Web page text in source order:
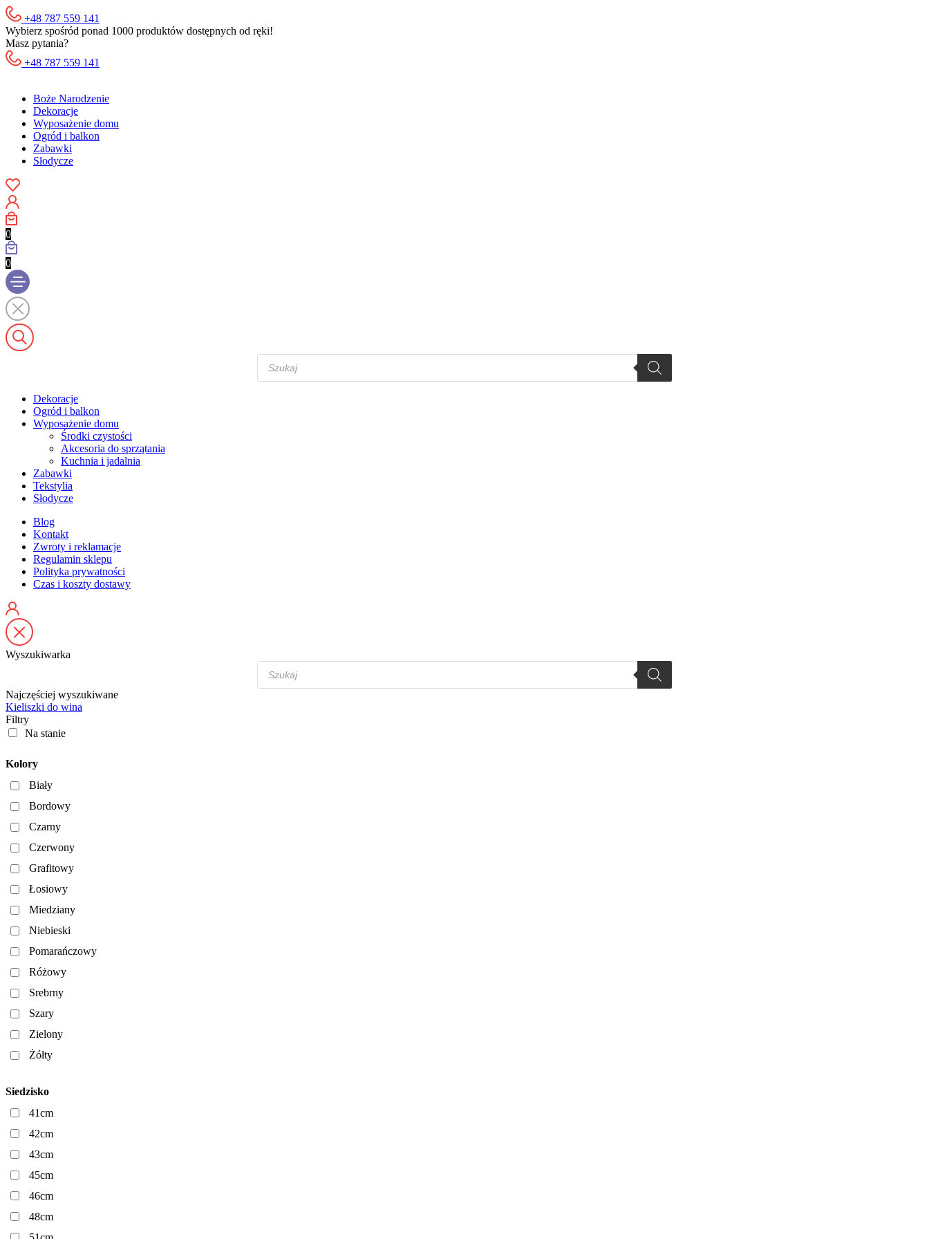
+48 787 559 141
Wybierz spośród ponad 1000 produktów dostępnych od ręki!
Masz pytania?
+48 787 559 141
Boże Narodzenie
Dekoracje
Wyposażenie domu
Ogród i balkon
Zabawki
Słodycze
0
0
produktów
Dekoracje
Ogród i balkon
Wyposażenie domu
Środki czystości
Akcesoria do sprzątania
Kuchnia i jadalnia
Zabawki
Tekstylia
Słodycze
Blog
Kontakt
Zwroty i reklamacje
Regulamin sklepu
Polityka prywatności
Czas i koszty dostawy
Wyszukiwarka
produktów
Najczęściej wyszukiwane
Kieliszki do wina
Filtry
Na stanie
Kolory
Biały
Bordowy
Czarny
Czerwony
Grafitowy
Łosiowy
Miedziany
Niebieski
Pomarańczowy
Różowy
Srebrny
Szary
Zielony
Żółty
Siedzisko
41cm
42cm
43cm
45cm
46cm
48cm